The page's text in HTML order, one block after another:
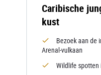
Caribische
kust
Bezoek aan de
Arenal-vulkaan
Wildlife spotten